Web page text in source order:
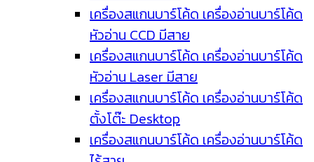
เครื่องสแกนบาร์โค้ด เครื่องอ่านบาร์โค้ด
หัวอ่าน CCD มีสาย
เครื่องสแกนบาร์โค้ด เครื่องอ่านบาร์โค้ด
หัวอ่าน Laser มีสาย
เครื่องสแกนบาร์โค้ด เครื่องอ่านบาร์โค้ด
ตั้งโต๊ะ Desktop
เครื่องสแกนบาร์โค้ด เครื่องอ่านบาร์โค้ด